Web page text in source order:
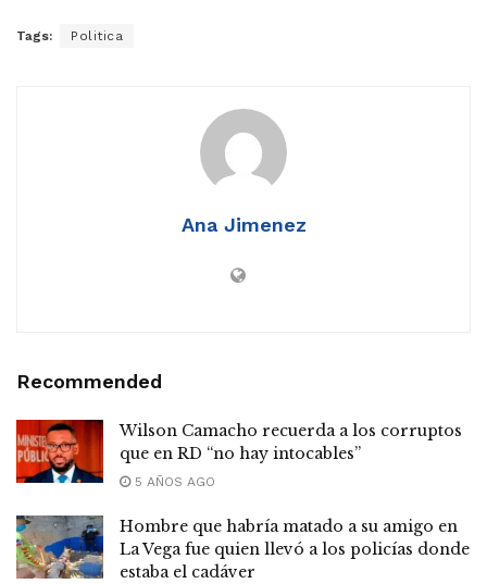
Tags: Politica
Ana Jimenez
Recommended
Wilson Camacho recuerda a los corruptos
que en RD “no hay intocables”
5 AÑOS AGO
Hombre que habría matado a su amigo en
La Vega fue quien llevó a los policías donde
estaba el cadáver